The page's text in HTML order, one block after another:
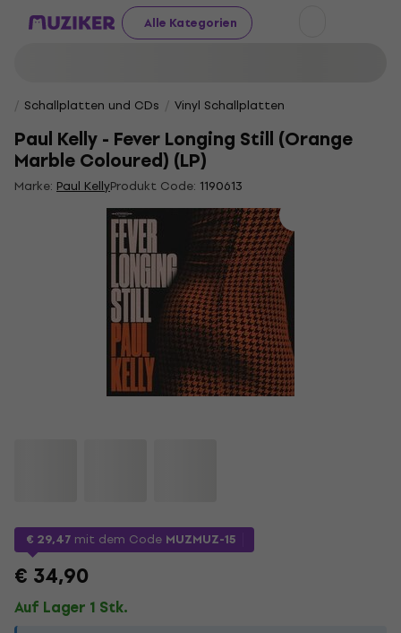
Alle Kategorien
Schallplatten und CDs Vinyl Schallplatten
Paul Kelly - Fever Longing Still (Orange
Marble Coloured) (LP)
Marke: Paul KellyProdukt Code: 1190613
€ 29,47 mit dem Code MUZMUZ-15
€ 34,90
Auf Lager 1 Stk.